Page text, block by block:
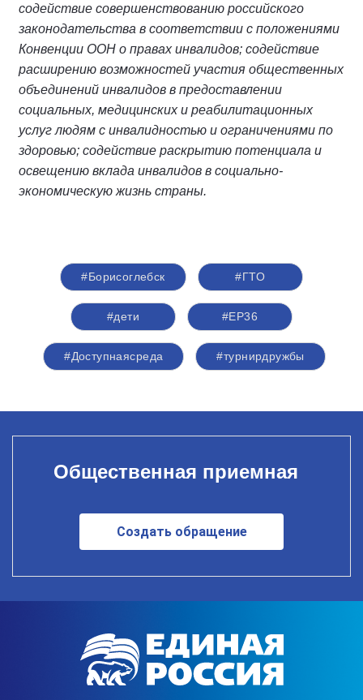
содействие совершенствованию российского
законодательства в соответствии с положениями
Конвенции ООН о правах инвалидов; содействие
расширению возможностей участия общественных
объединений инвалидов в предоставлении
социальных, медицинских и реабилитационных
услуг людям с инвалидностью и ограничениями по
здоровью; содействие раскрытию потенциала и
освещению вклада инвалидов в социально-
экономическую жизнь страны.
#Борисоглебск #ГТО
#дети #ЕР36
#Доступнаясреда #турнирдружбы
Общественная приемная
Создать обращение